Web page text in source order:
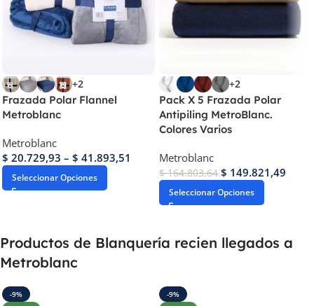
+2
Frazada Polar Flannel
Metroblanc
Metroblanc
$ 20.729,93 – $ 41.893,51
Seleccionar Opciones
+2
Pack X 5 Frazada Polar
Antipiling MetroBlanc.
Colores Varios
Metroblanc
$164.803,64 $ 149.821,49
Seleccionar Opciones
Productos de Blanquería recien llegados a
Metroblanc
-9%
-9%